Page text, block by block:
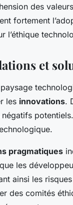
des
fortement
l’éthique
et
les innovations.
négatifs
pragmatiques
les
ainsi les
des comités